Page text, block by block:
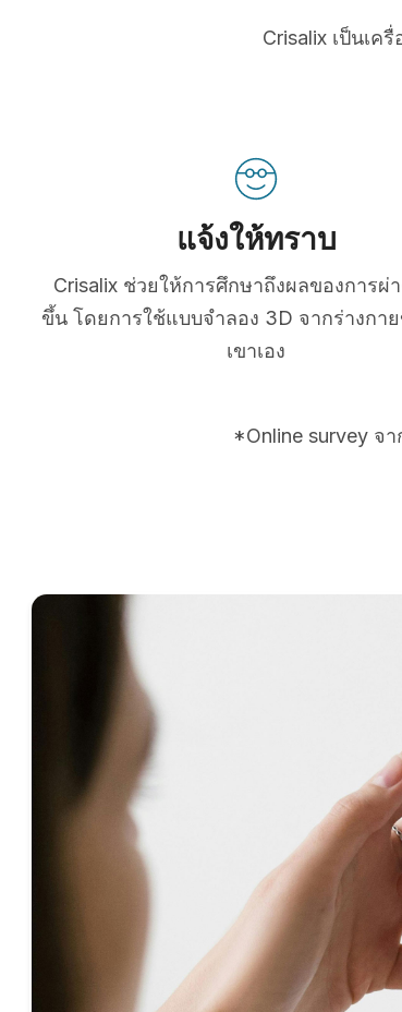
Crisalix เป็นเ
แจ้งให้ทราบ
Crisalix ช่วยให้การศึกษาถึงผลของการผ่
ขึ้น โดยการใช้แบบจำลอง 3D จากร่างกา
เขาเอง
*Online survey จ